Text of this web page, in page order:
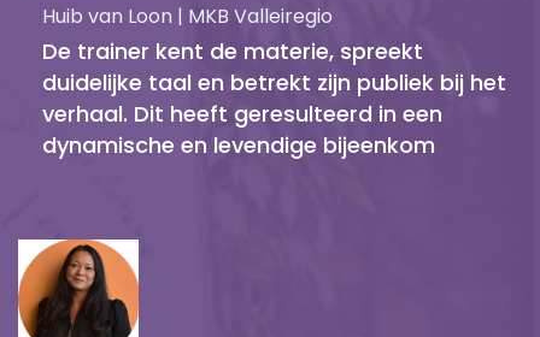
Huib van Loon | MKB Valleiregio
De trainer kent de materie, spreekt
duidelijke taal en betrekt zijn publiek bij het
verhaal. Dit heeft geresulteerd in een
dynamische en levendige bijeenkom